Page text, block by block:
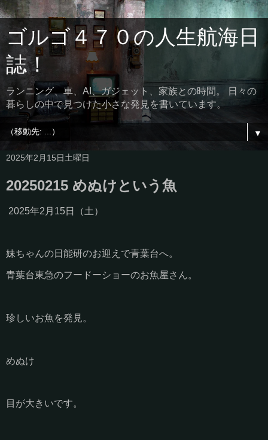
ゴルゴ４７０の人生航海日
誌！
ランニング、車、AI、ガジェット、家族との時間。 日々の
暮らしの中で見つけた小さな発見を書いています。
▼
2025年2月15日土曜日
20250215 めぬけという魚
2025年2月15日（土）
妹ちゃんの日能研のお迎えで青葉台へ。
青葉台東急のフードーショーのお魚屋さん。
珍しいお魚を発見。
めぬけ
目が大きいです。